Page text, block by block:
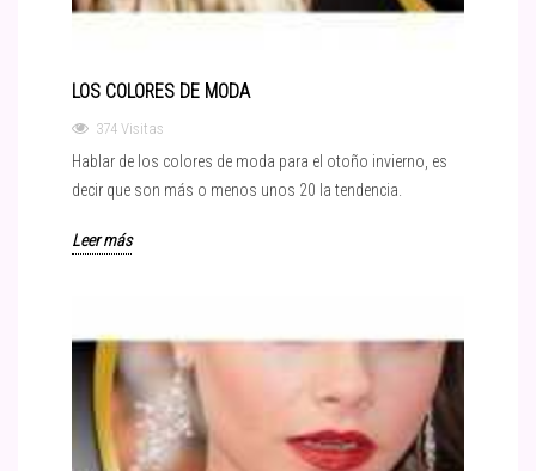
LOS COLORES DE MODA
374 Visitas
Hablar de los colores de moda para el otoño invierno, es
decir que son más o menos unos 20 la tendencia.
Leer más